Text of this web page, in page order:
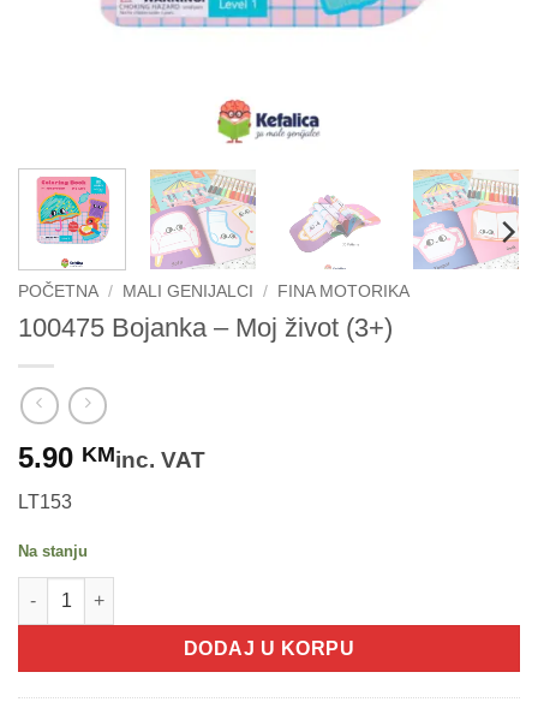
POČETNA / MALI GENIJALCI / FINA MOTORIKA
100475 Bojanka – Moj život (3+)
5.90 KMinc. VAT
LT153
Na stanju
100475 Bojanka - Moj život (3+) količina
DODAJ U KORPU